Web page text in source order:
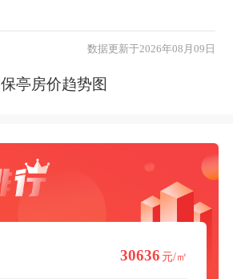
保亭房价趋势图
数据更新于2026年08月09日
30636 元/㎡